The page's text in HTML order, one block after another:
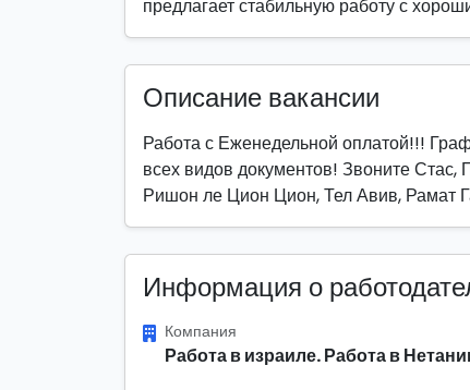
предлагает стабильную работу с
Описание вакансии
Работа с Еженедельной оплатой!!!
всех видов документов! Звоните
Ришон ле Цион Цион, Тел Авив, Рамат
Информация о
Компания
Работа в израиле. Работа в